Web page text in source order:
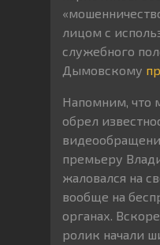
лицом с
служебного
Дымовскому
Напомним, что
обрел
премьеру
жаловался на
вообще на
органах.
ролик начали